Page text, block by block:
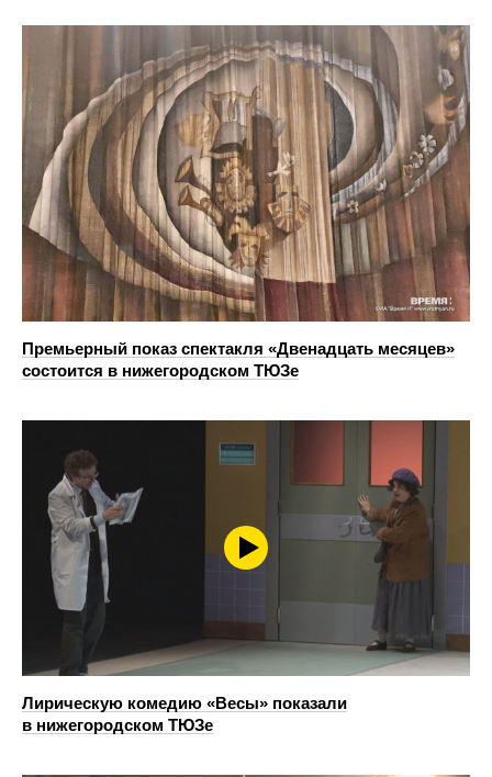
Премьерный показ спектакля «Двенадцать месяцев»
состоится в нижегородском ТЮЗе
Лирическую комедию «Весы» показали
в нижегородском ТЮЗе